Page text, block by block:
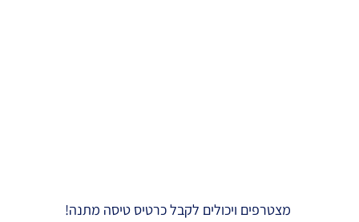
מצטרפים ויכולים לקבל כרטיס טיסה מתנה!